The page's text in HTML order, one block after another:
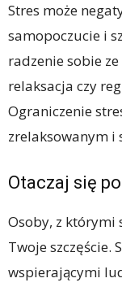
Stres może
samopoczucie i
radzenie sobie
relaksacja czy
Ograniczenie
zrelaksowanym i
Otaczaj się
Osoby, z którymi
Twoje szczęście.
wspierającymi